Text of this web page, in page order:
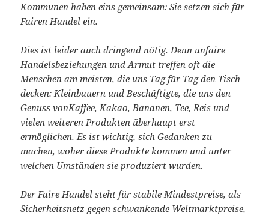
Kommunen haben eins gemeinsam: Sie setzen sich für
Fairen Handel ein.
Dies ist leider auch dringend nötig. Denn unfaire
Handelsbeziehungen und Armut treffen oft die
Menschen am meisten, die uns Tag für Tag den Tisch
decken: Kleinbauern und Beschäftigte, die uns den
Genuss vonKaffee, Kakao, Bananen, Tee, Reis und
vielen weiteren Produkten überhaupt erst
ermöglichen. Es ist wichtig, sich Gedanken zu
machen, woher diese Produkte kommen und unter
welchen Umständen sie produziert wurden.
Der Faire Handel steht für stabile Mindestpreise, als
Sicherheitsnetz gegen schwankende Weltmarktpreise,